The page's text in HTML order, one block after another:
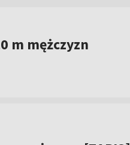
m mężczyzn